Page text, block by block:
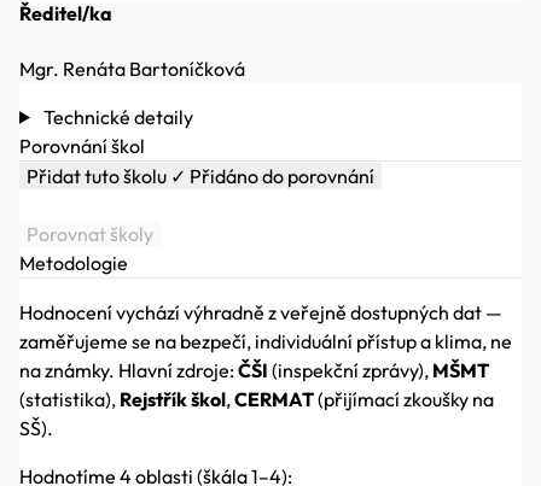
Ředitel/ka
Mgr. Renáta Bartoníčková
Technické detaily
Porovnání škol
Přidat tuto školu ✓ Přidáno do porovnání
Porovnat školy
Metodologie
Hodnocení vychází výhradně z veřejně dostupných dat —
zaměřujeme se na bezpečí, individuální přístup a klima, ne
na známky. Hlavní zdroje:ČŠI (inspekční zprávy), MŠMT
(statistika), Rejstřík škol,CERMAT(přijímací zkoušky na
SŠ).
Hodnotíme 4 oblasti (škála 1–4):